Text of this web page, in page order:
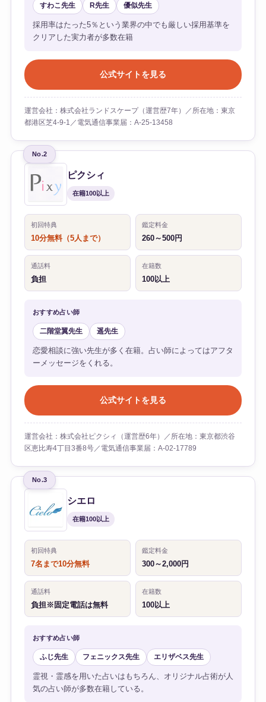
すわこ先生 R先生 優似先生
採用率はたった5％という業界の中でも厳しい採用基準を
クリアした実力者が多数在籍
公式サイトを見る
運営会社：株式会社ランドスケープ（運営歴7年）／所在地：東京
都港区芝4-9-1／電気通信事業届：A-25-13458
No.2
ピクシィ
在籍100以上
初回特典
10分無料（5人まで）
鑑定料金
260～500円
通話料
負担
在籍数
100以上
おすすめ占い師
二階堂翼先生 遥先生
恋愛相談に強い先生が多く在籍。占い師によってはアフタ
ーメッセージをくれる。
公式サイトを見る
運営会社：株式会社ピクシィ（運営歴6年）／所在地：東京都渋谷
区恵比寿4丁目3番8号／電気通信事業届：A-02-17789
No.3
シエロ
在籍100以上
初回特典
7名まで10分無料
鑑定料金
300～2,000円
通話料
負担※固定電話は無料
在籍数
100以上
おすすめ占い師
ふじ先生 フェニックス先生 エリザベス先生
霊視・霊感を用いた占いはもちろん、オリジナル占術が人
気の占い師が多数在籍している。